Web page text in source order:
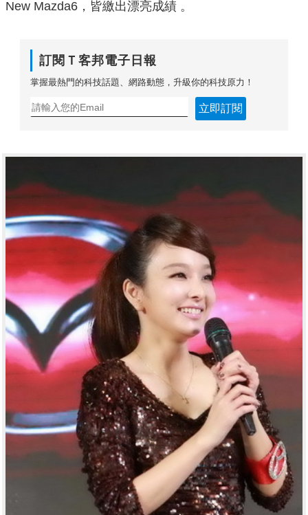
New Mazda6，皆繳出漂亮成績 。
訂閱Ｔ客邦電子日報
掌握最熱門的科技話題、網路動態，升級你的科技原力！
立即訂閱